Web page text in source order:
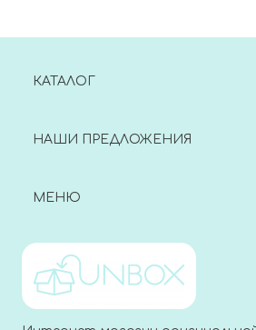
КАТАЛОГ
НАШИ ПРЕДЛОЖЕНИЯ
МЕНЮ